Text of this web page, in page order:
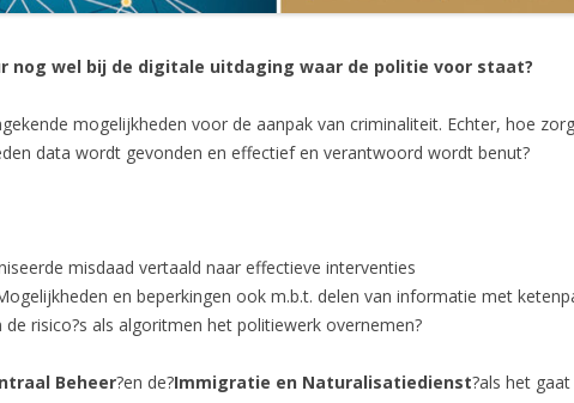
nog wel bij de digitale uitdaging waar de politie voor staat?
mogelijkheden voor de aanpak van criminaliteit. Echter, hoe
data wordt gevonden en effectief en verantwoord wordt benut?
misdaad vertaald naar effectieve interventies
en beperkingen ook m.b.t. delen van informatie met
risico?s als algoritmen het politiewerk overnemen?
Beheer?en de?Immigratie en Naturalisatiedienst?als het